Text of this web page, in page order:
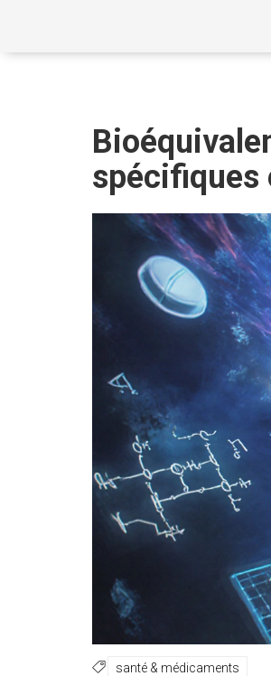
spécifiques
santé & médicaments